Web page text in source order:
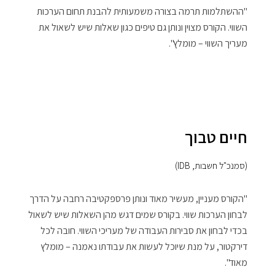
"ההשתלמות תרמה בצורה משמעותית להבנת תחום הערכות
השווי. הקורס מצוין ונותן גם טיפים כגון שאלות שיש לשאול את
מעריך השווי – מומלץ".
חיים טבוך
(סמנכ"ל חשבות, IDB)
"הקורס מעניין, מעשיר מאוד ונותן פרספקטיבה רחבה על הדרך
לבחון הערכות שווי. בקורס שמים דגש מהן השאלות שיש לשאול
בכדי לבחון את סבירות העבודה של מעריכי השווי. חובה לכל
דירקטור, על מנת שיוכל לעשות את עבודתו נאמנה – מומלץ
מאוד".